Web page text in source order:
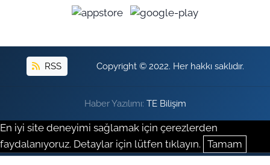
RSS Copyright © 2022. Her hakkı saklıdır.
Haber Yazılımı: TE Bilişim
En iyi site deneyimi sağlamak için çerezlerden
faydalanıyoruz. Detaylar için lütfen tıklayın. Tamam